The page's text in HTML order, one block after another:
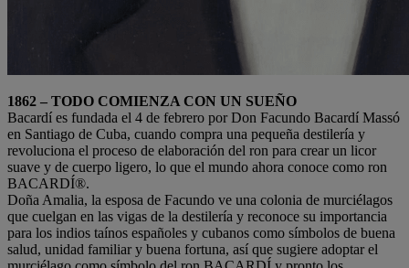
1862 – TODO COMIENZA CON UN SUEÑO
Bacardí es fundada el 4 de febrero por Don Facundo Bacardí Massó
en Santiago de Cuba, cuando compra una pequeña destilería y
revoluciona el proceso de elaboración del ron para crear un licor
suave y de cuerpo ligero, lo que el mundo ahora conoce como ron
BACARDÍ®.
Doña Amalia, la esposa de Facundo ve una colonia de murciélagos
que cuelgan en las vigas de la destilería y reconoce su importancia
para los indios taínos españoles y cubanos como símbolos de buena
salud, unidad familiar y buena fortuna, así que sugiere adoptar el